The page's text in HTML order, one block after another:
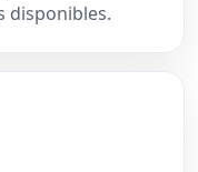
disponibles.